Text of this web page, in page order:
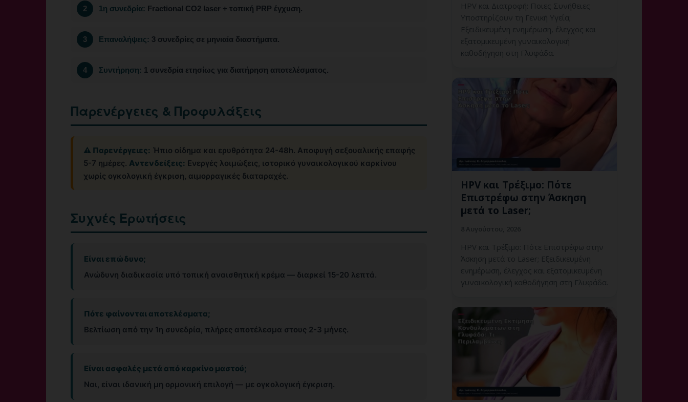
1η συνεδρία: Fractional CO2 laser + τοπική PRP έγχυση.
Επαναλήψεις: 3 συνεδρίες σε μηνιαία διαστήματα.
Συντήρηση: 1 συνεδρία ετησίως για διατήρηση αποτελέσματος.
Παρενέργειες & Προφυλάξεις
⚠️ Παρενέργειες: Ήπιο οίδημα και ερυθρότητα 24-48h. Αποφυγή σεξουαλικής επαφής
5-7 ημέρες. Αντενδείξεις: Ενεργές λοιμώξεις, ιστορικό γυναικολογικού καρκίνου
χωρίς ογκολογική έγκριση, αιμορραγικές διαταραχές.
Συχνές Ερωτήσεις
Είναι επώδυνο;
Ανώδυνη διαδικασία υπό τοπική αναισθητική κρέμα — διαρκεί 15-20 λεπτά.
Πότε φαίνονται αποτελέσματα;
Βελτίωση από την 1η συνεδρία, πλήρες αποτέλεσμα στους 2-3 μήνες.
Είναι ασφαλές μετά από καρκίνο μαστού;
Ναι, είναι ιδανική μη ορμονική επιλογή — με ογκολογική έγκριση.
HPV και Διατροφή: Ποιες Συνήθειες
Υποστηρίζουν τη Γενική Υγεία;
Εξειδικευμένη ενημέρωση, έλεγχος και
εξατομικευμένη γυναικολογική
καθοδήγηση στη Γλυφάδα.
HPV και Τρέξιμο: Πότε
Επιστρέφω στην Άσκηση
μετά το Laser;
HPV και Τρέξιμο: Πότε Επιστρέφω στην
Άσκηση μετά το Laser; Εξειδικευμένη
ενημέρωση, έλεγχος και εξατομικευμένη
γυναικολογική καθοδήγηση στη Γλυφάδα.